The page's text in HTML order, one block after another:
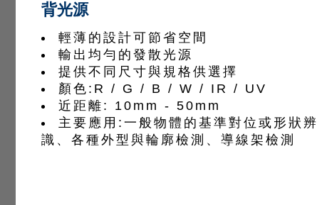
背光源
輕薄的設計可節省空間
輸出均勻的發散光源
提供不同尺寸與規格供選擇
顏色:R / G / B / W / IR / UV
近距離: 10mm - 50mm
主要應用:一般物體的基準對位或形狀辨
識、各種外型與輪廓檢測、導線架檢測